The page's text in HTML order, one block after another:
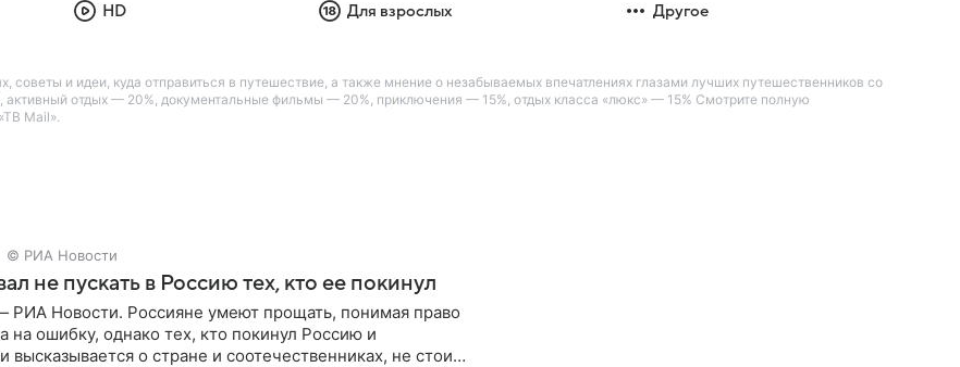
HD Для взрослых Другое
и идеи, куда отправиться в путешествие, а также мнение о незабываемых впечатлениях глазами лучших путешественников со
отдых — 20%, документальные фильмы — 20%, приключения — 15%, отдых класса «люкс» — 15% Смотрите полную
Mail».
© РИА Новости
не пускать в Россию тех, кто ее покинул
Новости. Россияне умеют прощать, понимая право
на ошибку, однако тех, кто покинул Россию и
высказывается о стране и соотечественниках, не стоит